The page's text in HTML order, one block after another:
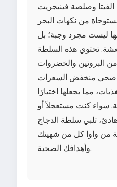
الفيتا وصلصة فينيجريت
من نكهات البحر
ليست مجرد وجبة؛ بل
تحتوي هذه السلطة
البروتين والخضروات
صحي منخفض السعرات
مما يجعلها اختيارًا
سواء كنت مستعجلاً أو
تلبي سلطة الدجاج
من واوا كل من شهيتك
وأهدافك الصحية.